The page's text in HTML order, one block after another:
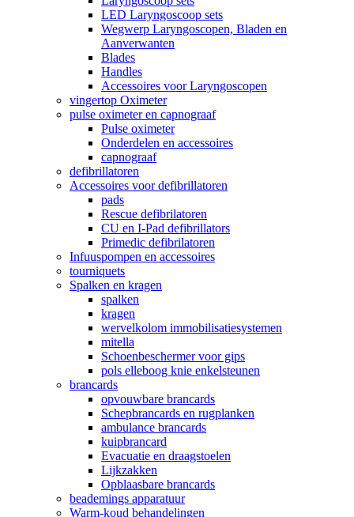
LED Laryngoscoop sets
Wegwerp Laryngoscopen, Bladen en
Aanverwanten
Blades
Handles
Accessoires voor Laryngoscopen
vingertop Oximeter
pulse oximeter en capnograaf
Pulse oximeter
Onderdelen en accessoires
capnograaf
defibrillatoren
Accessoires voor defibrillatoren
pads
Rescue defibrilatoren
CU en I-Pad defibrillators
Primedic defibrilatoren
Infuuspompen en accessoires
tourniquets
Spalken en kragen
spalken
kragen
wervelkolom immobilisatiesystemen
mitella
Schoenbeschermer voor gips
pols elleboog knie enkelsteunen
brancards
opvouwbare brancards
Schepbrancards en rugplanken
ambulance brancards
kuipbrancard
Evacuatie en draagstoelen
Lijkzakken
Opblaasbare brancards
beademings apparatuur
Warm-koud behandelingen